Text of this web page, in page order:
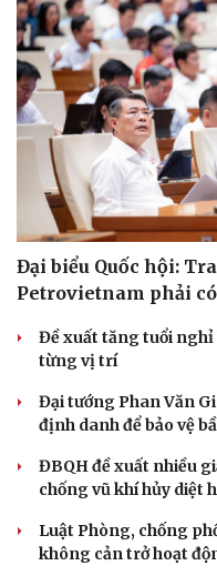
Cải chính
Đại biểu Quốc hội:
Petrovietnam phải
Đề xuất tăng tuổi nghỉ
từng vị trí
Đại tướng Phan Văn
định danh để bảo vệ
ĐBQH đề xuất nhiều
chống vũ khí hủy diệt
Luật Phòng, chống
không cản trở hoạt